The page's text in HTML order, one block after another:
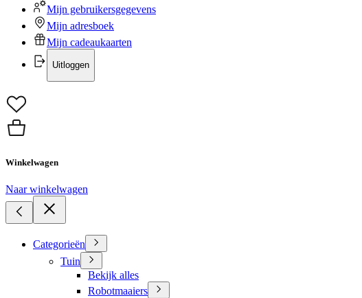
Mijn gebruikersgegevens
Mijn adresboek
Mijn cadeaukaarten
Uitloggen
Winkelwagen
Naar winkelwagen
Categorieën
Tuin
Bekijk alles
Robotmaaiers